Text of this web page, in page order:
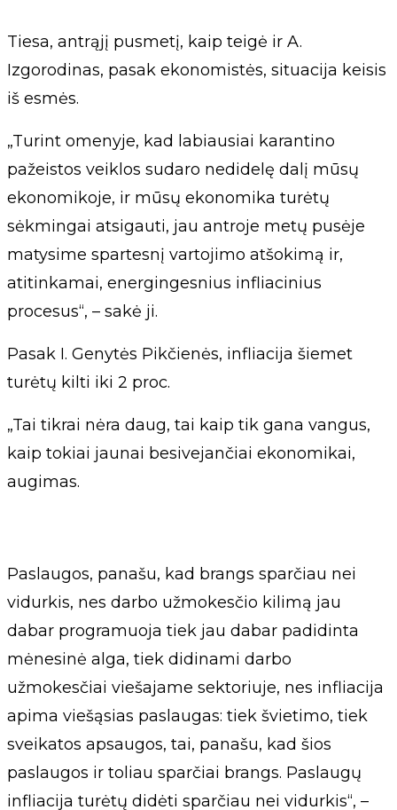
Tiesa, antrąjį pusmetį, kaip teigė ir A.
Izgorodinas, pasak ekonomistės, situacija keisis
iš esmės.
„Turint omenyje, kad labiausiai karantino
pažeistos veiklos sudaro nedidelę dalį mūsų
ekonomikoje, ir mūsų ekonomika turėtų
sėkmingai atsigauti, jau antroje metų pusėje
matysime spartesnį vartojimo atšokimą ir,
atitinkamai, energingesnius infliacinius
procesus“, – sakė ji.
Pasak I. Genytės Pikčienės, infliacija šiemet
turėtų kilti iki 2 proc.
„Tai tikrai nėra daug, tai kaip tik gana vangus,
kaip tokiai jaunai besivejančiai ekonomikai,
augimas.
Paslaugos, panašu, kad brangs sparčiau nei
vidurkis, nes darbo užmokesčio kilimą jau
dabar programuoja tiek jau dabar padidinta
mėnesinė alga, tiek didinami darbo
užmokesčiai viešajame sektoriuje, nes infliacija
apima viešąsias paslaugas: tiek švietimo, tiek
sveikatos apsaugos, tai, panašu, kad šios
paslaugos ir toliau sparčiai brangs. Paslaugų
infliacija turėtų didėti sparčiau nei vidurkis“, –